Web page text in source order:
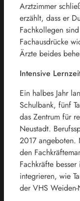
Arztzimmer
erzählt, dass er
Fachkollegen
Fachausdrücke
Ärzte beides
Intensive
Ein halbes Jahr
Schulbank, fünf
das Zentrum für
Neustadt.
2017 angeboten.
den
Fachkräfte
integrieren, wie
der VHS